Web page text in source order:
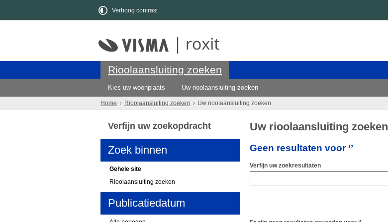
Verhoog contrast
Rioolaansluiting zoeken
Kies uw woonplaats Uw rioolaansluiting zoeken
Home Rioolaansluiting zoeken Uw rioolaansluiting zoeken
Uw rioolaansluiting zoeken
Geen resultaten voor ‘’
Verfijn uw zoekresultaten
Verfijn uw zoekopdracht
Zoek binnen
Gehele site
Rioolaansluiting zoeken
Publicatiedatum